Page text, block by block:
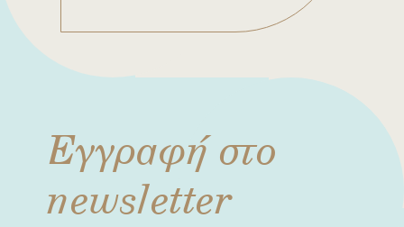
Εγγραφή στο
newsletter